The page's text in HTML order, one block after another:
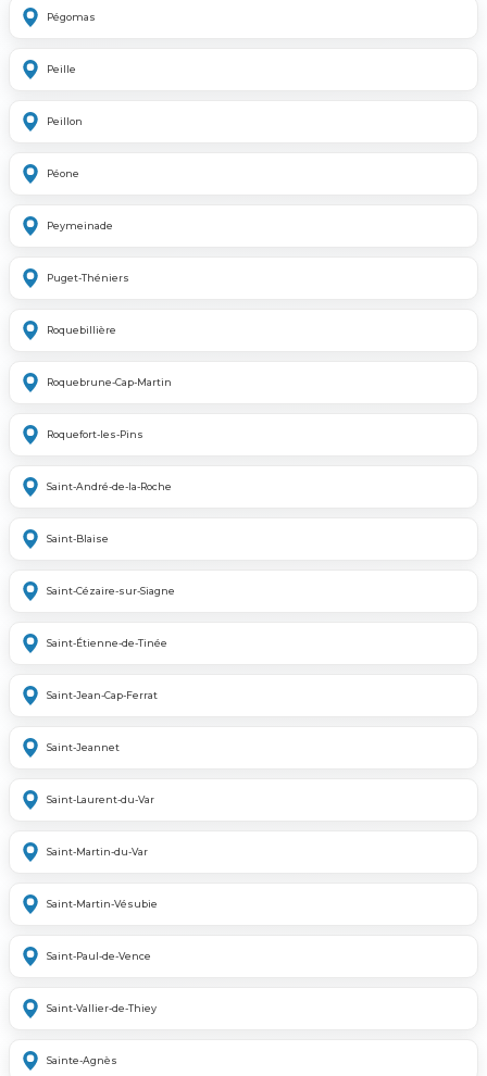
Pégomas
Peille
Peillon
Péone
Peymeinade
Puget-Théniers
Roquebillière
Roquebrune-Cap-Martin
Roquefort-les-Pins
Saint-André-de-la-Roche
Saint-Blaise
Saint-Cézaire-sur-Siagne
Saint-Étienne-de-Tinée
Saint-Jean-Cap-Ferrat
Saint-Jeannet
Saint-Laurent-du-Var
Saint-Martin-du-Var
Saint-Martin-Vésubie
Saint-Paul-de-Vence
Saint-Vallier-de-Thiey
Sainte-Agnès